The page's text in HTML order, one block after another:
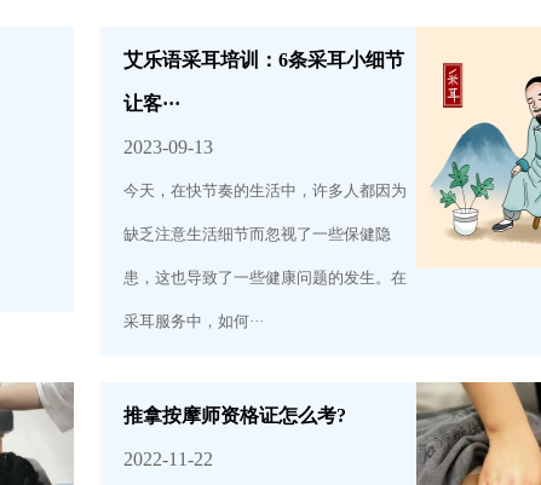
艾乐语采耳培训：6条采耳小细节
让客···
2023-09-13
今天，在快节奏的生活中，许多人都因为
缺乏注意生活细节而忽视了一些保健隐
患，这也导致了一些健康问题的发生。在
采耳服务中，如何···
推拿按摩师资格证怎么考?
2022-11-22